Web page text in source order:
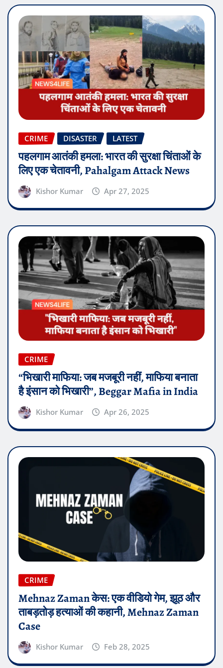
CRIME DISASTER LATEST
पहलगाम आतंकी हमला: भारत की सुरक्षा चिंताओं के
लिए एक चेतावनी, Pahalgam Attack News
Kishor Kumar Apr 27, 2025
CRIME
“भिखारी माफिया: जब मजबूरी नहीं, माफिया बनाता
है इंसान को भिखारी”, Beggar Mafia in India
Kishor Kumar Apr 26, 2025
CRIME
Mehnaz Zaman केस: एक वीडियो गेम, झूठ और
ताबड़तोड़ हत्याओं की कहानी, Mehnaz Zaman
Case
Kishor Kumar Feb 28, 2025